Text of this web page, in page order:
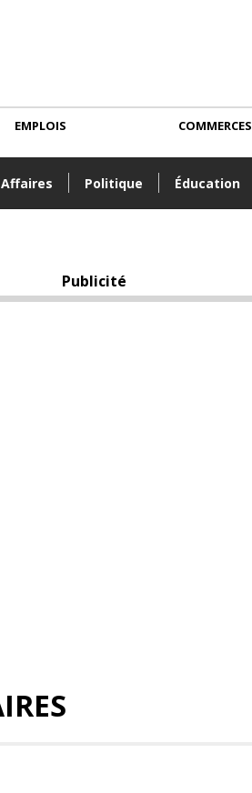
Affaires Politique Éducation
EMPLOIS COMMERCES
Publicité